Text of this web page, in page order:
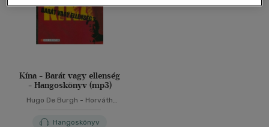
Alkalmaz
Kína - Barát vagy ellenség
- Hangoskönyv (mp3)
Hugo De Burgh - Horváth
Hangoskönyv